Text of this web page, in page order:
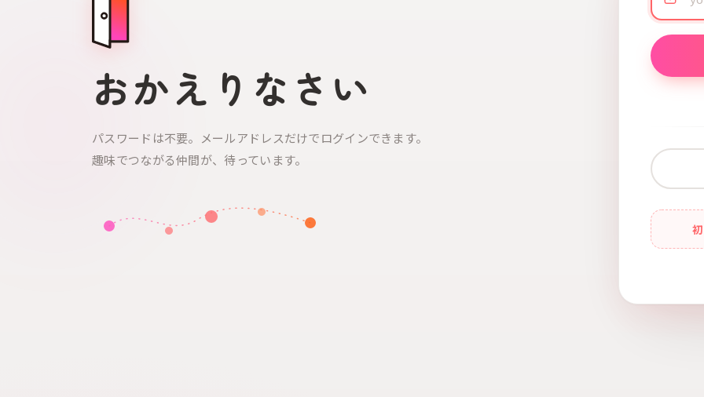
おかえりなさい
パスワードは不要。メールアドレスだけでログインできます。
趣味でつながる仲間が、待っています。